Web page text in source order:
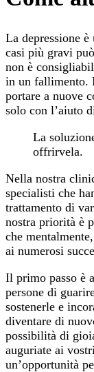
La depressione
casi più gravi
non è
in un fallimento.
portare a nuove
solo con l’aiuto
La
offrirvela.
Nella nostra
specialisti che
trattamento di
nostra priorità è
che
ai numerosi
Il primo passo è
persone di
sostenerle e
diventare di
possibilità di
auguriate ai
un’opportunità